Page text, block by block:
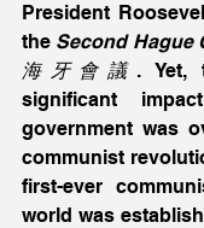
President
the Second Hague
海牙會議 . Yet,
significant
government was
communist
first-ever
world was